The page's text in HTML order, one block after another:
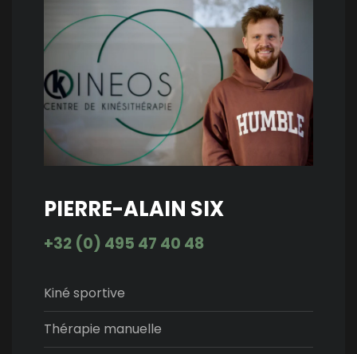
PIERRE-ALAIN SIX
+32 (0) 495 47 40 48
Kiné sportive
Thérapie manuelle